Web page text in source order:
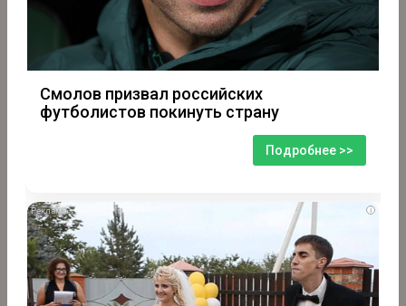
Смолов призвал российских
футболистов покинуть страну
Подробнее >>
i